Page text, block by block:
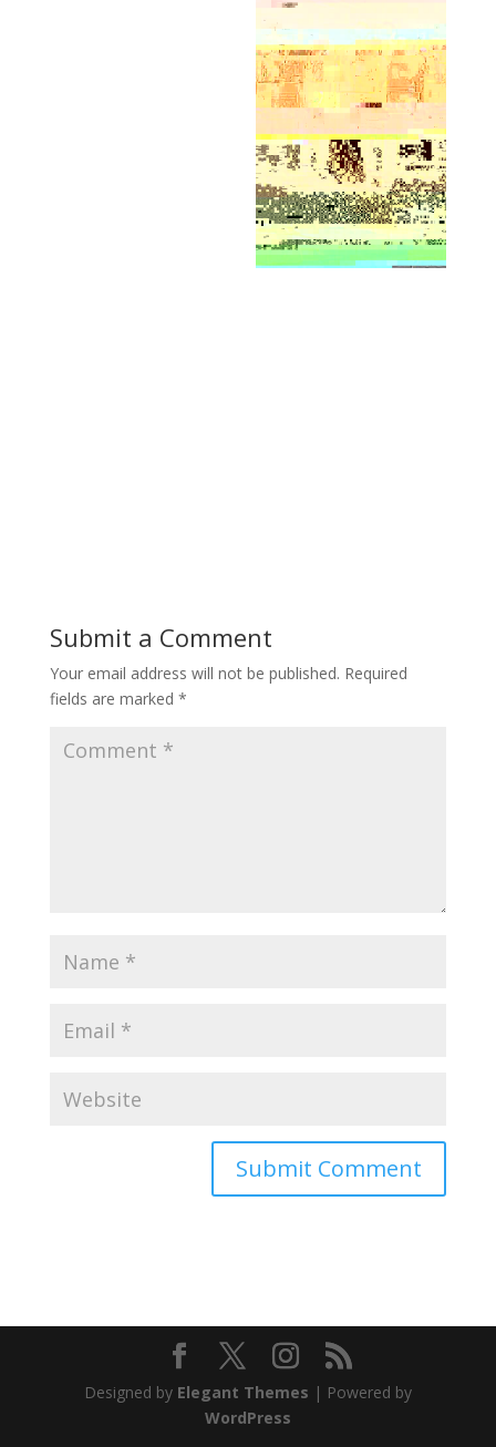
Submit a Comment
Your email address will not be published. Required
fields are marked *
Designed by Elegant Themes | Powered by
WordPress